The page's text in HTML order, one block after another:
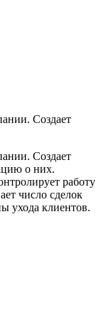
Создает
Создает
о них.
работу
число сделок
ухода клиентов.